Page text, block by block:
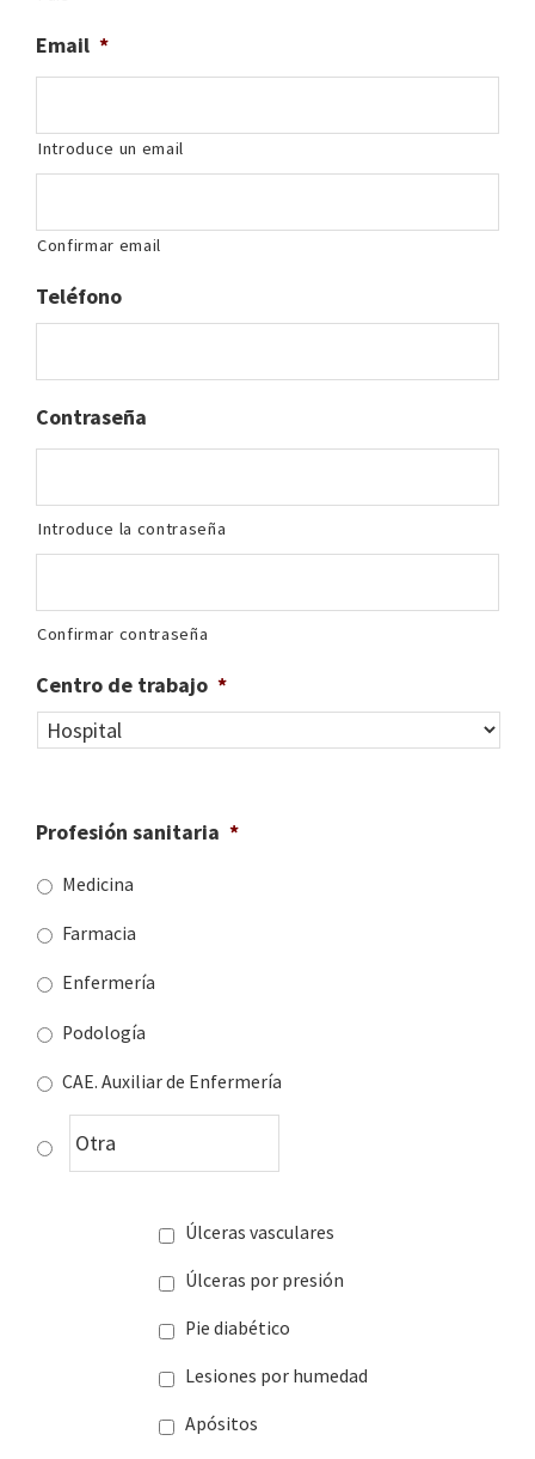
Email *
Introduce un email
Confirmar email
Teléfono
Contraseña
Introduce la contraseña
Confirmar contraseña
Centro de trabajo *
Profesión sanitaria *
Medicina
Farmacia
Enfermería
Podología
CAE. Auxiliar de Enfermería
Úlceras vasculares
Úlceras por presión
Pie diabético
Lesiones por humedad
Apósitos